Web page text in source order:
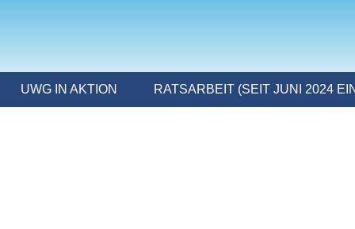
UWG IN AKTION RATSARBEIT (SEIT JUNI 2024